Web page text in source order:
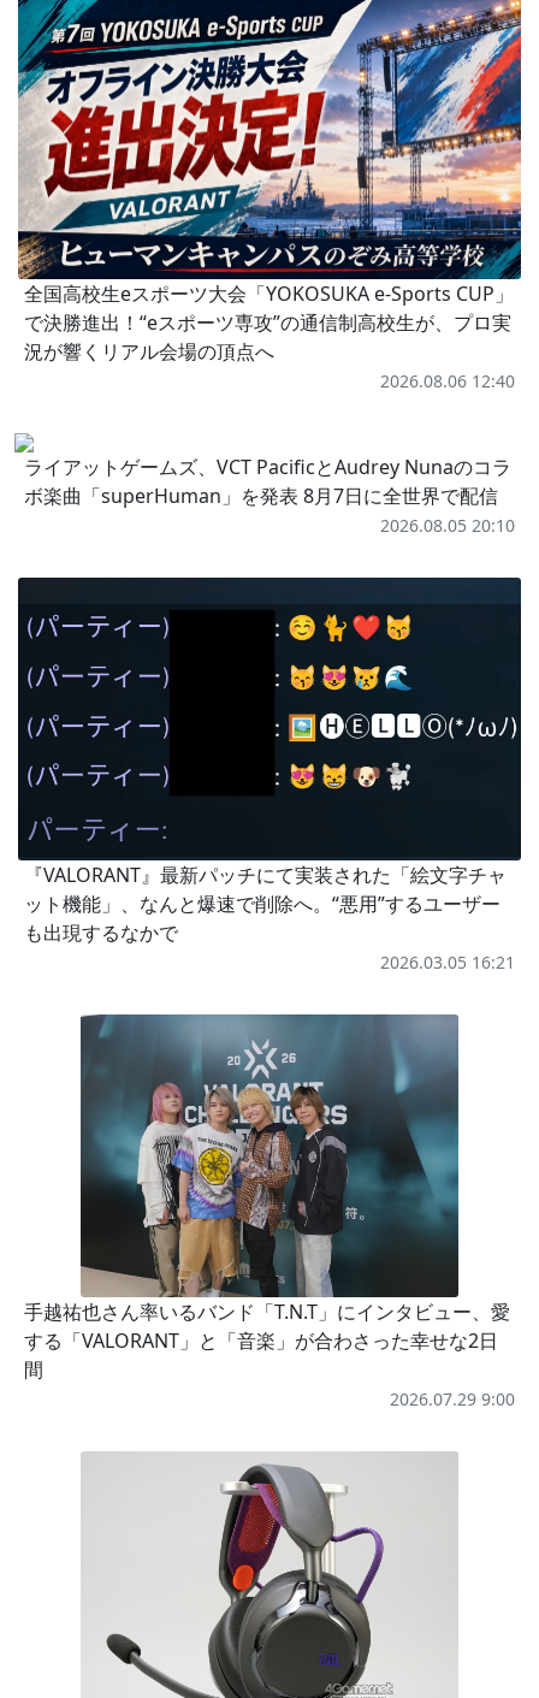
全国高校生eスポーツ大会「YOKOSUKA e-Sports CUP」
で決勝進出！“eスポーツ専攻”の通信制高校生が、プロ実
況が響くリアル会場の頂点へ
2026.08.06 12:40
ライアットゲームズ、VCT PacificとAudrey Nunaのコラ
ボ楽曲「superHuman」を発表 8月7日に全世界で配信
2026.08.05 20:10
『VALORANT』最新パッチにて実装された「絵文字チャ
ット機能」、なんと爆速で削除へ。“悪用”するユーザー
も出現するなかで
2026.03.05 16:21
手越祐也さん率いるバンド「T.N.T」にインタビュー、愛
する「VALORANT」と「音楽」が合わさった幸せな2日
間
2026.07.29 9:00